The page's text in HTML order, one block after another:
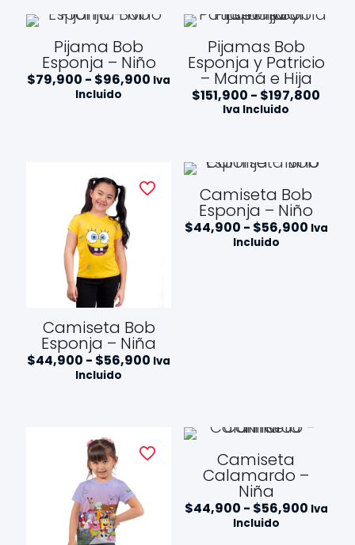
hasta
$110,900
Pijama Bob
Esponja – Niño
$79,900 - $96,900 Rango
precios:
$96,900
Iva
Incluido
Pijamas Bob
Esponja y Patricio
– Mamá e Hija
$151,900 - $197,800
Iva Incluido
Camiseta Bob
Esponja – Niña
$44,900 - $56,900 Rango
hasta
$56,900
Iva
Incluido
Camiseta Bob
Esponja – Niño
$44,900 - $56,900Rango
Iva
Incluido
Camiseta
Calamardo –
Niña
$44,900 - $56,900Rango
Iva
Incluido